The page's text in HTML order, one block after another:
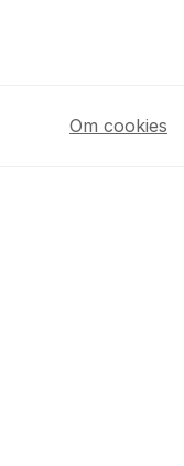
Om cookies